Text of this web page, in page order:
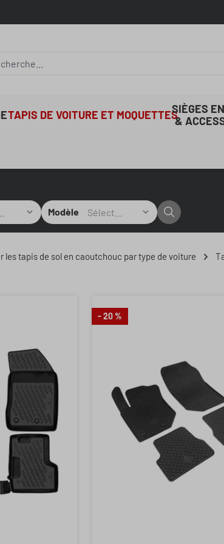
TAPIS DE VOITURE ET MOQUETTESSIÈGES
&
Modèle
les tapis de sol en caoutchouc par type de voiture
- 20 %